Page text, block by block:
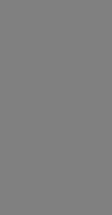
chłodnicza
700 Bianco |
mm | białe